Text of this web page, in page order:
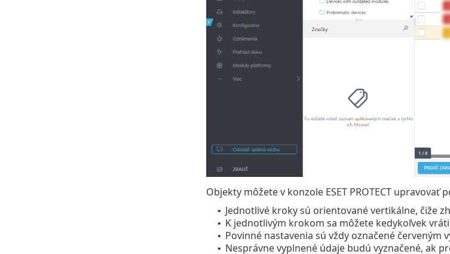
Objekty môžete v konzole ESET PROTECT
• Jednotlivé kroky sú orientované vertikálne, čiže
• K jednotlivým krokom sa môžete kedykoľvek
• Povinné nastavenia sú vždy označené červeným
• Nesprávne vyplnené údaje budú vyznačené, ak